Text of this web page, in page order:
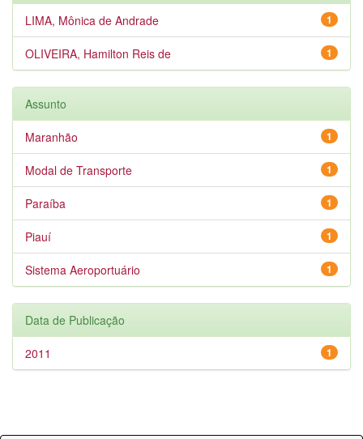
1
LIMA, Mônica de Andrade
1
OLIVEIRA, Hamilton Reis de
Assunto
1
Maranhão
1
Modal de Transporte
1
Paraíba
1
Piauí
1
Sistema Aeroportuário
Data de Publicação
1
2011